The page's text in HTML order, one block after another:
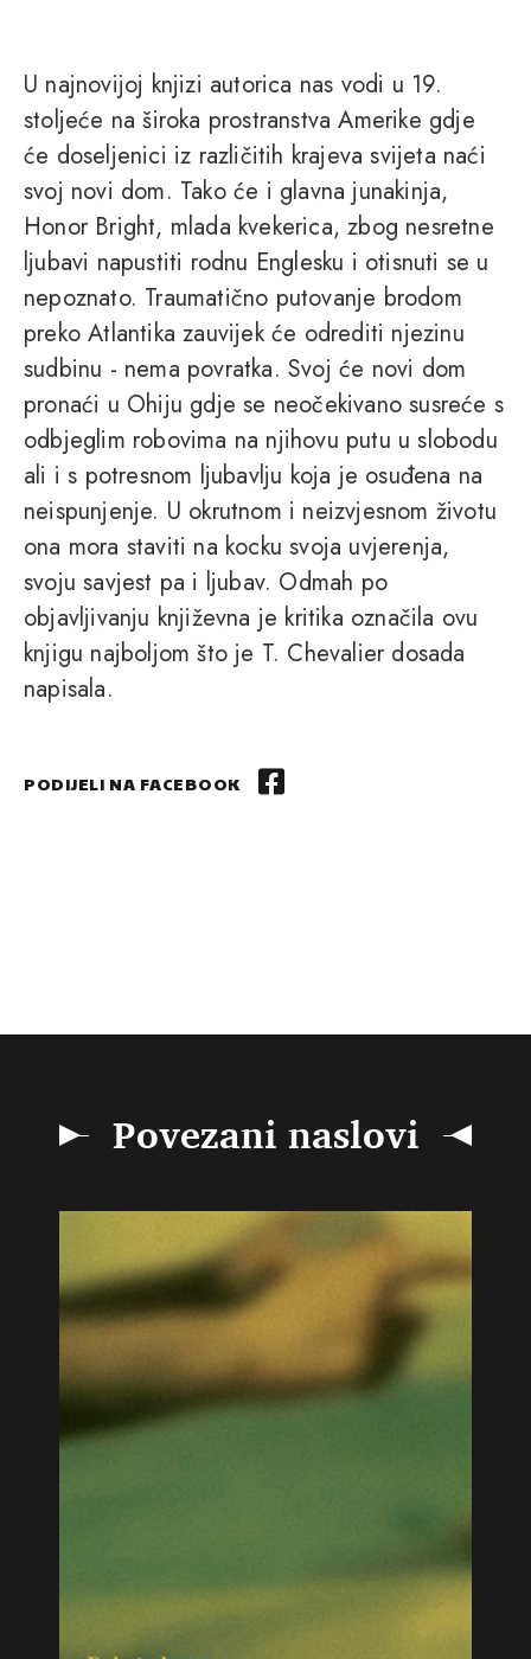
U najnovijoj knjizi autorica nas vodi u 19.
stoljeće na široka prostranstva Amerike gdje
će doseljenici iz različitih krajeva svijeta naći
svoj novi dom. Tako će i glavna junakinja,
Honor Bright, mlada kvekerica, zbog nesretne
ljubavi napustiti rodnu Englesku i otisnuti se u
nepoznato. Traumatično putovanje brodom
preko Atlantika zauvijek će odrediti njezinu
sudbinu - nema povratka. Svoj će novi dom
pronaći u Ohiju gdje se neočekivano susreće s
odbjeglim robovima na njihovu putu u slobodu
ali i s potresnom ljubavlju koja je osuđena na
neispunjenje. U okrutnom i neizvjesnom životu
ona mora staviti na kocku svoja uvjerenja,
svoju savjest pa i ljubav. Odmah po
objavljivanju književna je kritika označila ovu
knjigu najboljom što je T. Chevalier dosada
napisala.
PODIJELI NA FACEBOOK
Povezani naslovi